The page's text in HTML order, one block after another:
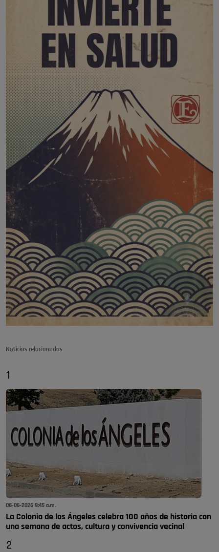
Noticias relacionadas
1
06-06-2026 9:45 a.m.
La Colonia de los Ángeles celebra 100 años de historia con
una semana de actos, cultura y convivencia vecinal
2